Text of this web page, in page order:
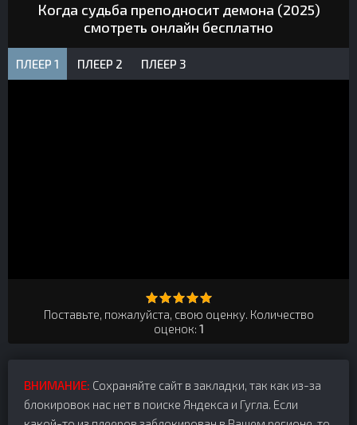
Когда судьба преподносит демона (2025)
смотреть онлайн бесплатно
ПЛЕЕР 1 ПЛЕЕР 2 ПЛЕЕР 3
Поставьте, пожалуйста, свою оценку. Количество
оценок: 1
ВНИМАНИЕ: Сохраняйте сайт в закладки, так как из-за
блокировок нас нет в поиске Яндекса и Гугла. Если